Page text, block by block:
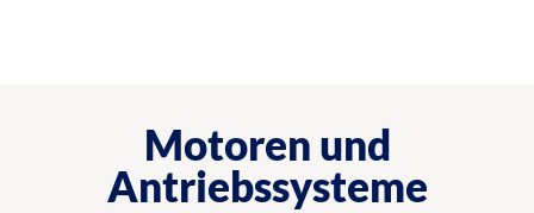
Motoren und
Antriebssysteme